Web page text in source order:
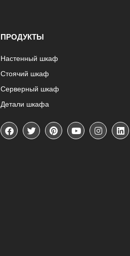
ПРОДУКТЫ
Настенный шкаф
Стоячий шкаф
Серверный шкаф
Детали шкафа